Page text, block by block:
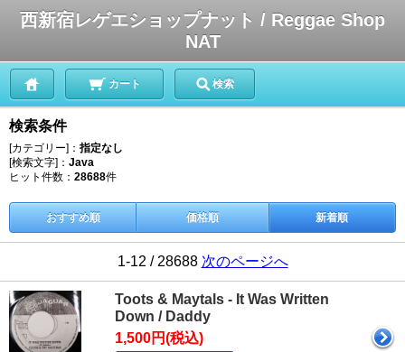
西新宿レゲエショップナット / Reggae Shop
NAT
カート 検索
検索条件
[カテゴリー]： 指定なし
[検索文字]： Java
ヒット件数： 28688件
おすすめ順 価格順 新着順
1-12 / 28688 次のページへ
Toots & Maytals - It Was Written
Down / Daddy
1,500円(税込)